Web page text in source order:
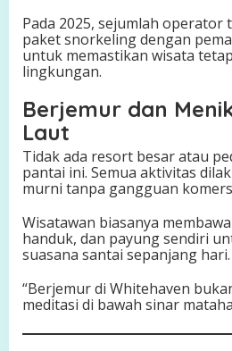
Pada 2025, sejumlah operator
paket snorkeling dengan
untuk memastikan wisata
lingkungan.
Berjemur dan
Laut
Tidak ada resort besar atau
pantai ini. Semua aktivitas
murni tanpa gangguan
Wisatawan biasanya
handuk, dan payung sendiri
suasana santai sepanjang hari.
“Berjemur di Whitehaven
meditasi di bawah sinar